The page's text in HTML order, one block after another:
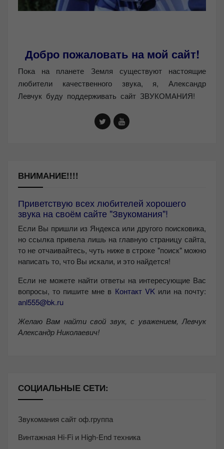
Добро пожаловать на мой сайт!
Пока на планете Земля существуют настоящие
любители качественного звука, я, Александр
Левчук буду поддерживать сайт ЗВУКОМАНИЯ!
ВНИМАНИЕ!!!!
Приветствую всех любителей хорошего
звука на своём сайте "Звукомания"!
Если Вы пришли из Яндекса или другого поисковика,
но ссылка привела лишь на главную страницу сайта,
то не отчаивайтесь, чуть ниже в строке "поиск" можно
написать то, что Вы искали, и это найдется!
Если не можете найти ответы на интересующие Вас
вопросы, то пишите мне в Контакт VKили на почту:
anl555@bk.ru
Желаю Вам найти свой звук, с уважением, Левчук
Александр Николаевич!
СОЦИАЛЬНЫЕ СЕТИ:
Звукомания сайт оф.группа
Винтажная Hi-Fi и High-End техника